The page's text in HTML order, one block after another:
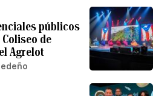
públicos
de
Agrelot